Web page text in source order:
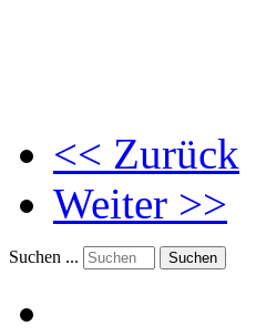
<< Zurück
Weiter >>
Suchen ... Suchen